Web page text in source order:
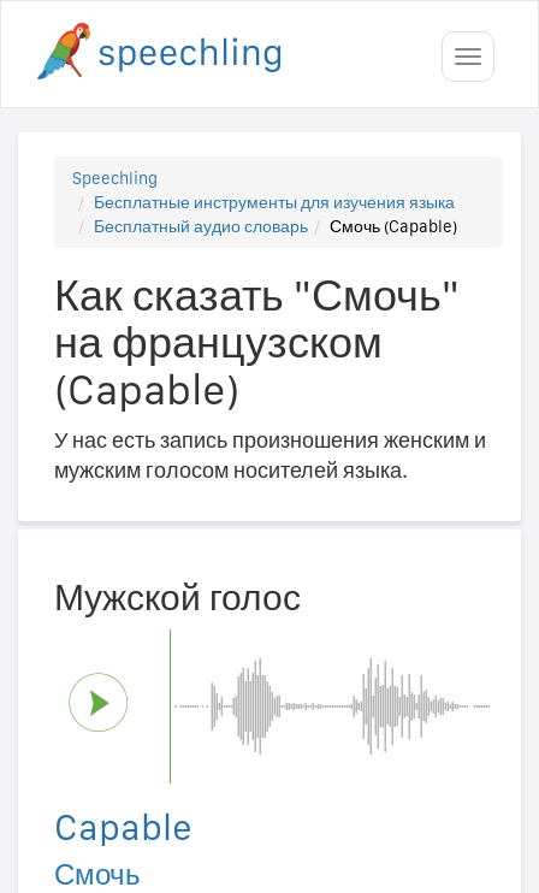
Toggle
Speechling
Бесплатные инструменты для изучения языка
Бесплатный аудио словарь
Смочь (Capable)
Как сказать "Смочь"
на французском
(Capable)
У нас есть запись произношения женским и
мужским голосом носителей языка.
Мужской голос
Capable
Смочь